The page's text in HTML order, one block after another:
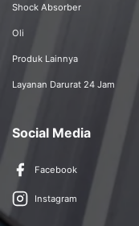
Shock Absorber
Oli
Produk Lainnya
Layanan Darurat 24 Jam
Social Media
Facebook
Instagram